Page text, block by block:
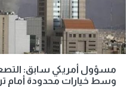
مسؤول أمريكي سابق:
وسط خيارات محدودة أمام